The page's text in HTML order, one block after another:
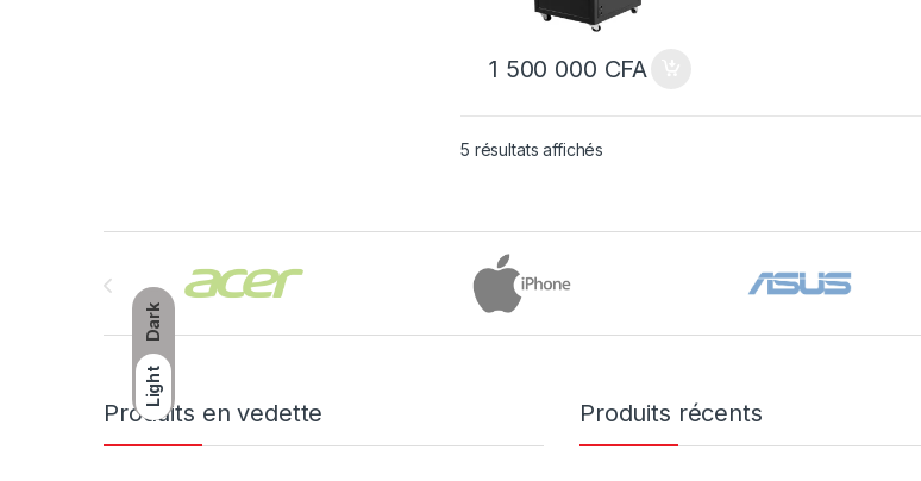
Dark
Light
1 500 000 CFA
5 résultats affichés
Produits en vedette Produits récents